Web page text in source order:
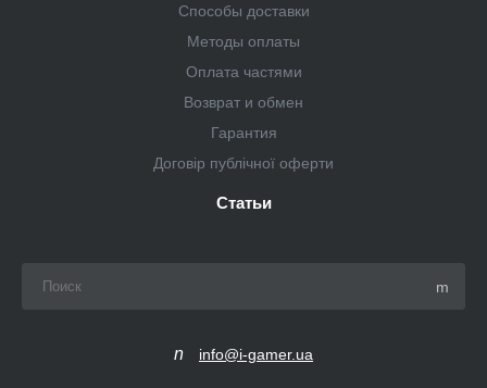
Способы доставки
Методы оплаты
Оплата частями
Возврат и обмен
Гарантия
Договір публічної оферти
Статьи
info@i-gamer.ua